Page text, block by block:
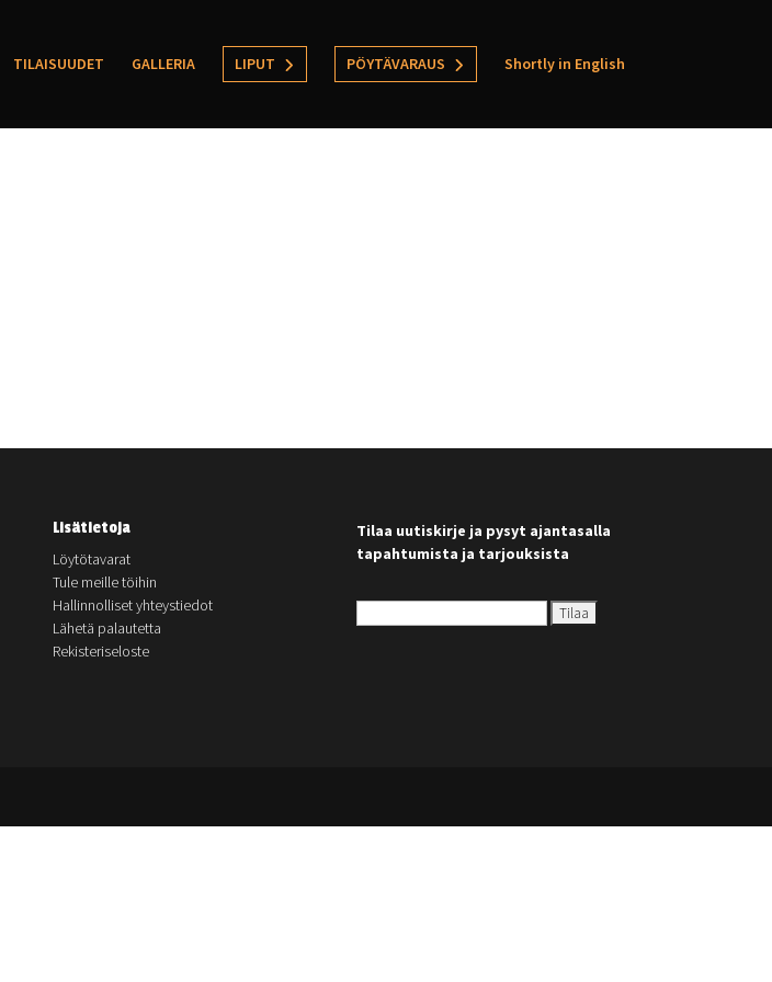
TILAISUUDET GALLERIA LIPUT PÖYTÄVARAUS Shortly in English
Lisätietoja
Löytötavarat
Tule meille töihin
Hallinnolliset yhteystiedot
Lähetä palautetta
Rekisteriseloste
Tilaa uutiskirje ja pysyt ajantasalla
tapahtumista ja tarjouksista